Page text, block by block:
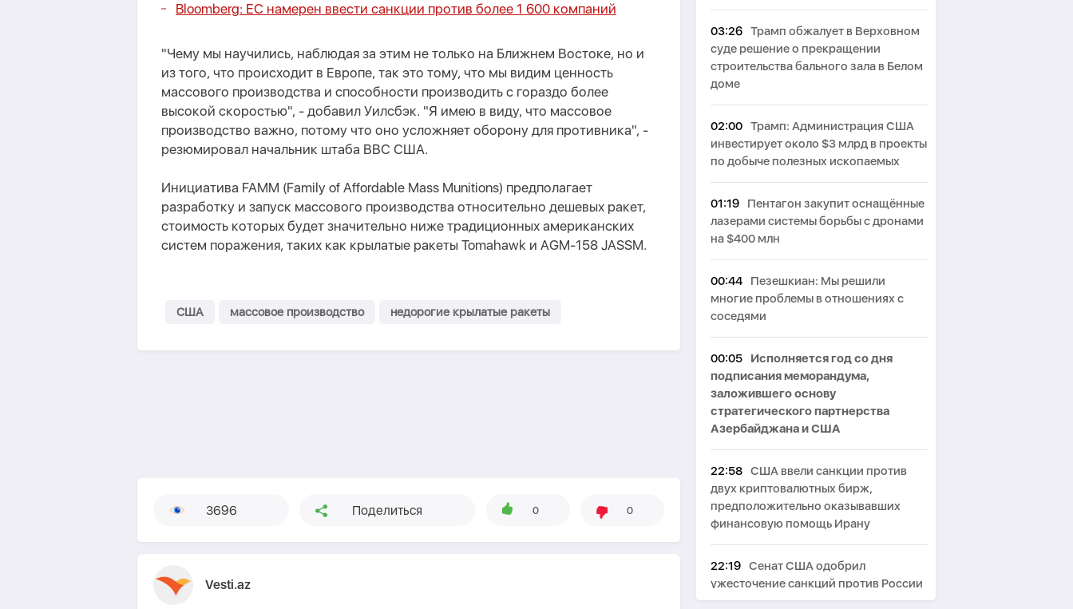
Bloomberg: ЕС намерен ввести санкции против более 1 600 компаний
"Чему мы научились, наблюдая за этим не только на Ближнем Востоке, но и
из того, что происходит в Европе, так это тому, что мы видим ценность
массового производства и способности производить с гораздо более
высокой скоростью", - добавил Уилсбэк. "Я имею в виду, что массовое
производство важно, потому что оно усложняет оборону для противника", -
резюмировал начальник штаба ВВС США.
Инициатива FAMM (Family of Affordable Mass Munitions) предполагает
разработку и запуск массового производства относительно дешевых ракет,
стоимость которых будет значительно ниже традиционных американских
систем поражения, таких как крылатые ракеты Tomahawk и AGM-158 JASSM.
США массовое производство недорогие крылатые ракеты
3696 Поделиться 0 0
Vesti.az
03:26 Трамп обжалует в Верховном
суде решение о прекращении
строительства бального зала в Белом
доме
02:00 Трамп: Администрация США
инвестирует около $3 млрд в проекты
по добыче полезных ископаемых
01:19
Пентагон закупит оснащённые
лазерами системы борьбы с дронами
на $400 млн
00:44
Пезешкиан: Мы решили
многие проблемы в отношениях с
соседями
00:05
Исполняется год со дня
подписания меморандума,
заложившего основу
стратегического партнерства
Азербайджана и США
22:58 США ввели санкции против
двух криптовалютных бирж,
предположительно оказывавших
финансовую помощь Ирану
22:19 Сенат США одобрил
ужесточение санкций против России
и Ирана